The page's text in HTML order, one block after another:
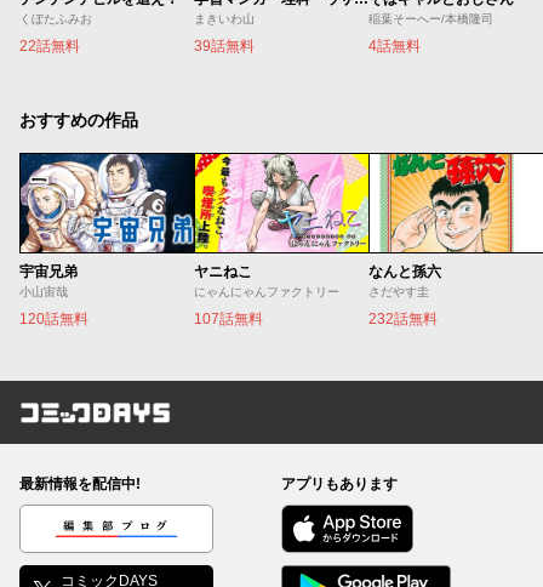
くぼたふみお
22話無料
まきいわ山
39話無料
稲葉そーへー/本橋隆司
4話無料
おすすめの作品
宇宙兄弟
小山宙哉
120話無料
ヤニねこ
にゃんにゃんファクトリー
107話無料
なんと孫六
さだやす圭
232話無料
コミックDAYS
最新情報を配信中!
編集部ブログ
コミックDAYS
アプリもあります